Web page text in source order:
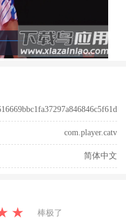
com.player.catv
简体中文
★ 棒极了